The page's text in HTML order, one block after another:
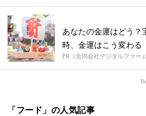
あなたの金運はどう？
時、金運はこう変わる
PR（合同会社デジタルファーム
「フード」の人気記事